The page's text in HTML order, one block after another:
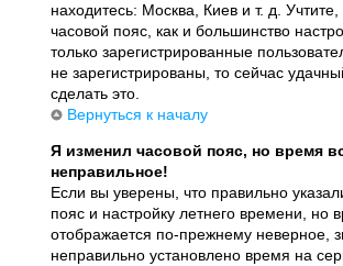
находитесь: Москва, Киев и т. д. Учтите,
часовой пояс, как и большинство
только зарегистрированные
не зарегистрированы, то сейчас
сделать это.
Вернуться к началу
Я изменил часовой пояс, но время
неправильное!
Если вы уверены, что правильно
пояс и настройку летнего времени, но
отображается по-прежнему неверное,
неправильно установлено время на